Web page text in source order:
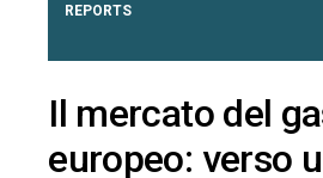
REPORTS
Il mercato del
europeo: verso